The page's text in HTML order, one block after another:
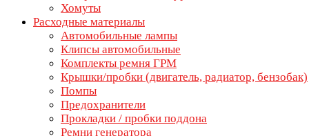
Хомуты
Расходные материалы
Автомобильные лампы
Клипсы автомобильные
Комплекты ремня ГРМ
Крышки/пробки (двигатель, радиатор, бензобак)
Помпы
Предохранители
Прокладки / пробки поддона
Ремни генератора